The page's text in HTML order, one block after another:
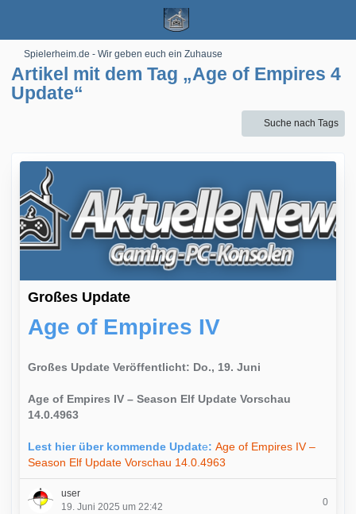
Spielerheim.de - Wir geben euch ein Zuhause
Artikel mit dem Tag „Age of Empires 4
Update“
Suche nach Tags
Großes Update
Age of Empires IV
Großes Update Veröffentlicht: Do., 19. Juni
Age of Empires IV – Season Elf Update Vorschau
14.0.4963
Lest hier über kommende Update:Age of Empires IV –
Season Elf Update Vorschau 14.0.4963
user
19. Juni 2025 um 22:42
0